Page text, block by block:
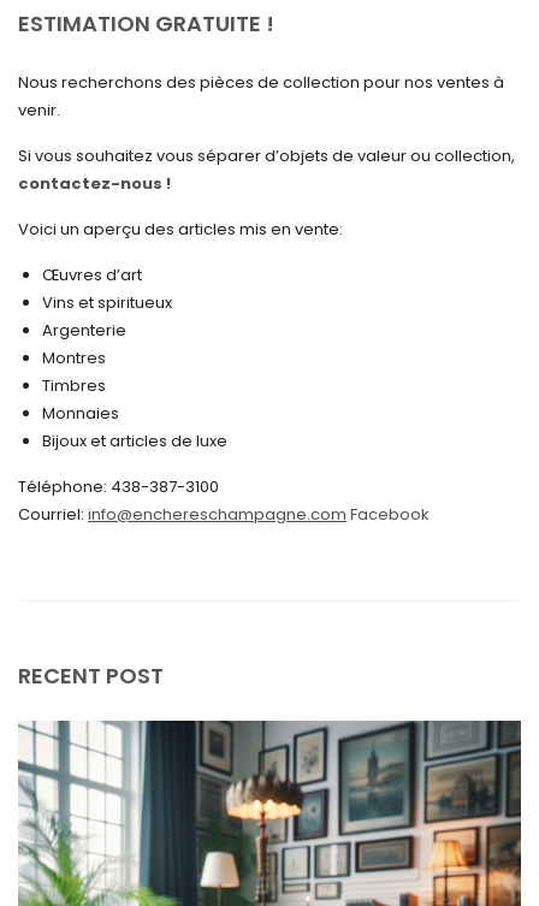
avril 2025
février 2025
décembre 2024
novembre 2024
octobre 2024
septembre 2024
août 2024
mai 2024
avril 2024
octobre 2023
septembre 2023
août 2023
juillet 2023
ESTIMATION GRATUITE !
Nous recherchons des pièces de collection pour nos ventes à
venir.
Si vous souhaitez vous séparer d’objets de valeur ou collection,
contactez-nous !
Voici un aperçu des articles mis en vente:
Œuvres d’art
Vins et spiritueux
Argenterie
Montres
Timbres
Monnaies
Bijoux et articles de luxe
Téléphone: 438-387-3100
Courriel: info@enchereschampagne.com Facebook
RECENT POST